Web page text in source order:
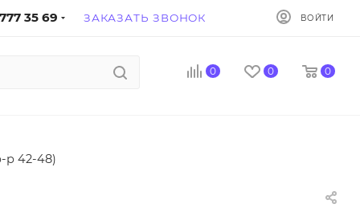
35 69 ЗАКАЗАТЬ ЗВОНОК ВОЙТИ
0 0 0
р 42-48)